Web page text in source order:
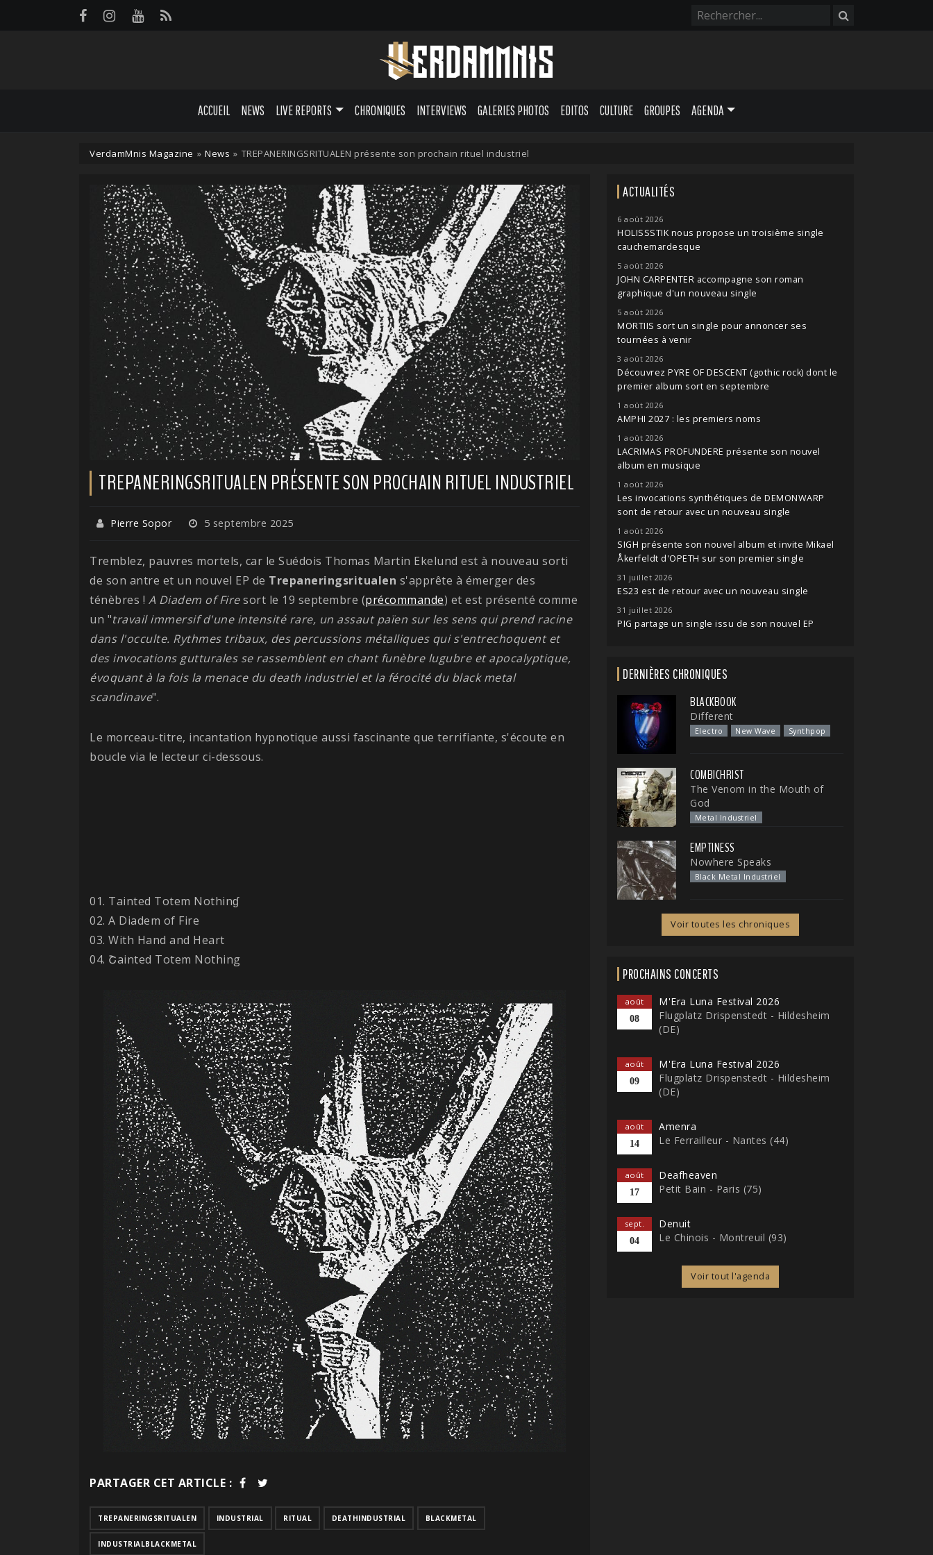
ACCUEIL NEWS LIVE REPORTS CHRONIQUES INTERVIEWS GALERIES PHOTOS EDITOS CULTURE GROUPES AGENDA
VerdamMnis Magazine » News » TREPANERINGSRITUALEN présente son prochain rituel industriel
TREPANERINGSRITUALEN PRÉSENTE SON PROCHAIN RITUEL INDUSTRIEL
Pierre Sopor 5 septembre 2025
Tremblez, pauvres mortels, car le Suédois Thomas Martin Ekelund est à nouveau sorti
de son antre et un nouvel EP de Trepaneringsritualen s'apprête à émerger des
ténèbres ! A Diadem of Firesort le 19 septembre (précommande) et est présenté comme
un "travail immersif d'une intensité rare, un assaut païen sur les sens qui prend racine
dans l'occulte. Rythmes tribaux, des percussions métalliques qui s'entrechoquent et
des invocations gutturales se rassemblent en chant funèbre lugubre et apocalyptique,
évoquant à la fois la menace du death industriel et la férocité du black metal
scandinave".
Le morceau-titre, incantation hypnotique aussi fascinante que terrifiante, s'écoute en
boucle via le lecteur ci-dessous.
01. Tainted Totem Nothinɠ
02. A Diadem of Fire
03. With Hand and Heart
04. Շainted Totem Nothing
PARTAGER CET ARTICLE :
TREPANERINGSRITUALEN INDUSTRIAL RITUAL DEATHINDUSTRIAL BLACKMETAL
INDUSTRIALBLACKMETAL
ACTUALITÉS
6 août 2026
HOLISSSTIK nous propose un troisième single
cauchemardesque
5 août 2026
JOHN CARPENTER accompagne son roman
graphique d'un nouveau single
5 août 2026
MORTIIS sort un single pour annoncer ses
tournées à venir
3 août 2026
Découvrez PYRE OF DESCENT (gothic rock) dont le
premier album sort en septembre
1 août 2026
AMPHI 2027 : les premiers noms
1 août 2026
LACRIMAS PROFUNDERE présente son nouvel
album en musique
1 août 2026
Les invocations synthétiques de DEMONWARP
sont de retour avec un nouveau single
1 août 2026
SIGH présente son nouvel album et invite Mikael
Åkerfeldt d'OPETH sur son premier single
31 juillet 2026
ES23 est de retour avec un nouveau single
31 juillet 2026
PIG partage un single issu de son nouvel EP
DERNIÈRES CHRONIQUES
BLACKBOOK
Different
Electro New Wave Synthpop
COMBICHRIST
The Venom in the Mouth of
God
Metal Industriel
EMPTINESS
Nowhere Speaks
Black Metal Industriel
Voir toutes les chroniques
PROCHAINS CONCERTS
août
08
M'Era Luna Festival 2026
Flugplatz Drispenstedt - Hildesheim
(DE)
août
09
M'Era Luna Festival 2026
Flugplatz Drispenstedt - Hildesheim
(DE)
août
14
Amenra
Le Ferrailleur - Nantes (44)
août
17
Deafheaven
Petit Bain - Paris (75)
sept.
04
Denuit
Le Chinois - Montreuil (93)
Voir tout l'agenda
Panneau de gestion des cookies